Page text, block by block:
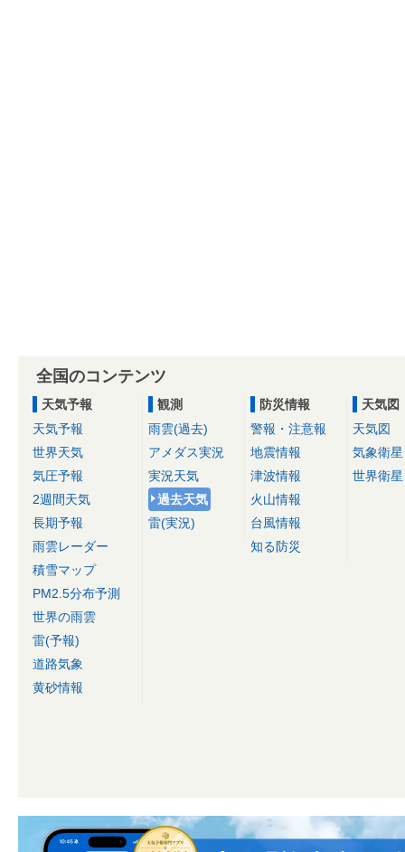
全国のコンテンツ
天気予報
天気予報
世界天気
気圧予報
2週間天気
長期予報
雨雲レーダー
積雪マップ
PM2.5分布予測
世界の雨雲
雷(予報)
道路気象
黄砂情報
観測
雨雲(過去)
アメダス実況
実況天気
過去天気
雷(実況)
防災情報
警報・注意報
地震情報
津波情報
火山情報
台風情報
知る防災
天気図
天気図
気象衛星
世界衛星